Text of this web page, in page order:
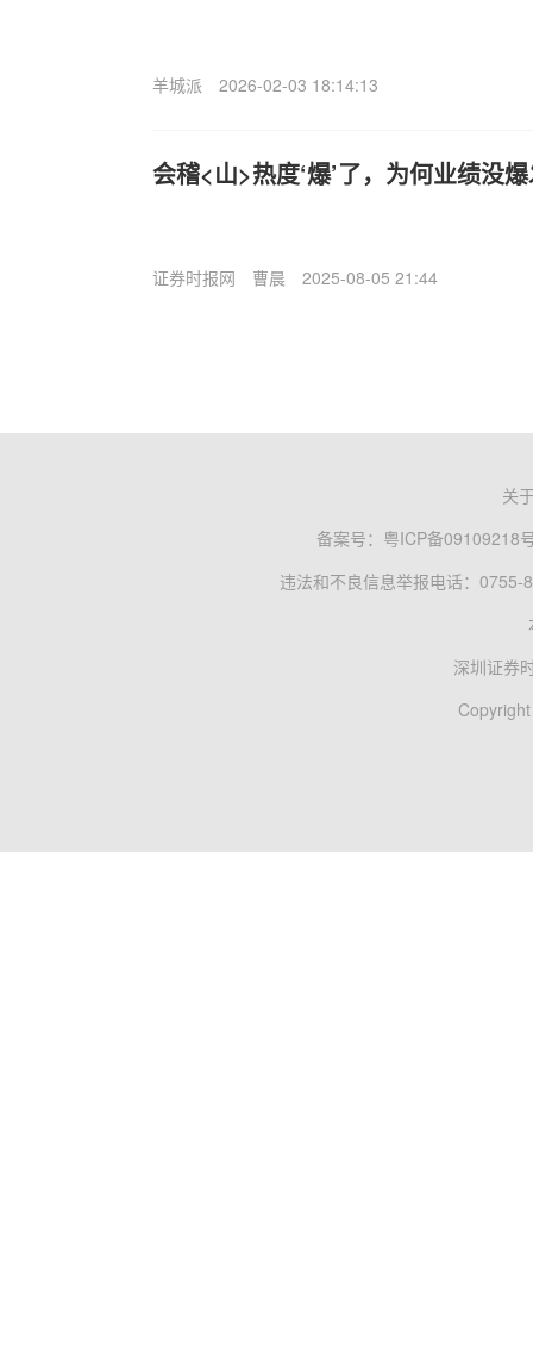
羊城派 2026-02-03 18:14:13
会稽<山>热度‘爆’了，为何业绩没
证券时报网 曹晨 2025-08-05 21:44
关
备案号： 粤ICP备09109218
违法和不良信息举报电话：0755-
深圳证券